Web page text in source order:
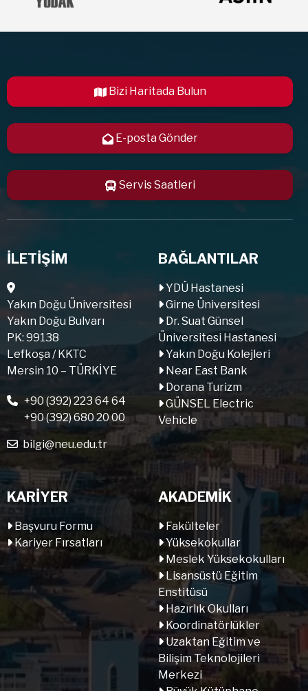
Bizi Haritada Bulun
E-posta Gönder
Servis Saatleri
İLETİŞİM
Yakın Doğu Üniversitesi
Yakın Doğu Bulvarı
PK: 99138
Lefkoşa / KKTC
Mersin 10 – TÜRKİYE
+90 (392) 223 64 64
+90 (392) 680 20 00
bilgi@neu.edu.tr
BAĞLANTILAR
YDÜ Hastanesi
Girne Üniversitesi
Dr. Suat Günsel
Üniversitesi Hastanesi
Yakın Doğu Kolejleri
Near East Bank
Dorana Turizm
GÜNSEL Electric
Vehicle
KARİYER
Başvuru Formu
Kariyer Fırsatları
AKADEMİK
Fakülteler
Yüksekokullar
Meslek Yüksekokulları
Lisansüstü Eğitim
Enstitüsü
Hazırlık Okulları
Koordinatörlükler
Uzaktan Eğitim ve
Bilişim Teknolojileri
Merkezi